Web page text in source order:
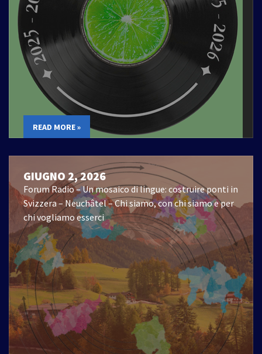
READ MORE »
GIUGNO 2, 2026
Forum Radio – Un mosaico di lingue: costruire ponti in
Svizzera – Neuchâtel – Chi siamo, con chi siamo e per
chi vogliamo esserci